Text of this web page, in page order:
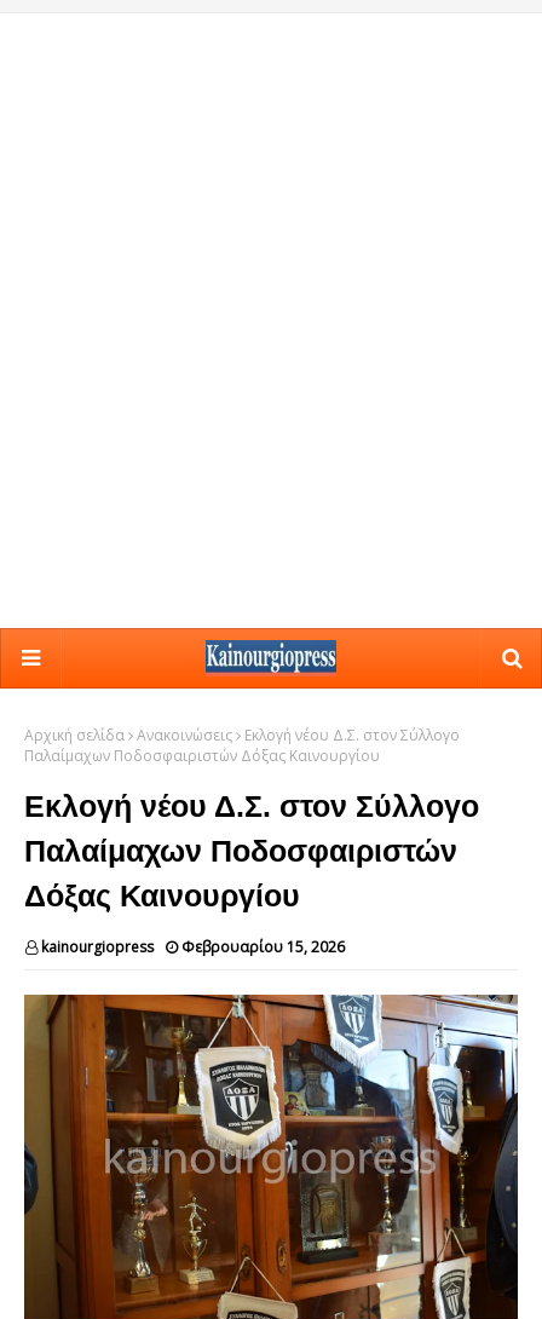
Αρχική σελίδα Ανακοινώσεις
Εκλογή νέου Δ.Σ. στον Σύλλογο
Παλαίμαχων Ποδοσφαιριστών Δόξας Καινουργίου
Εκλογή νέου Δ.Σ. στον Σύλλογο
Παλαίμαχων Ποδοσφαιριστών
Δόξας Καινουργίου
kainourgiopress Φεβρουαρίου 15, 2026